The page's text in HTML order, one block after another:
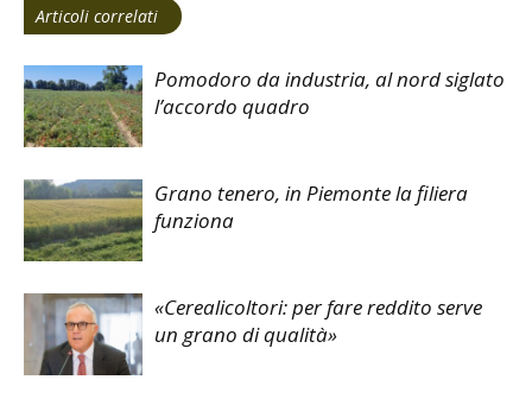
Articoli correlati
Pomodoro da industria, al nord siglato
l’accordo quadro
Grano tenero, in Piemonte la filiera
funziona
«Cerealicoltori: per fare reddito serve
un grano di qualità»